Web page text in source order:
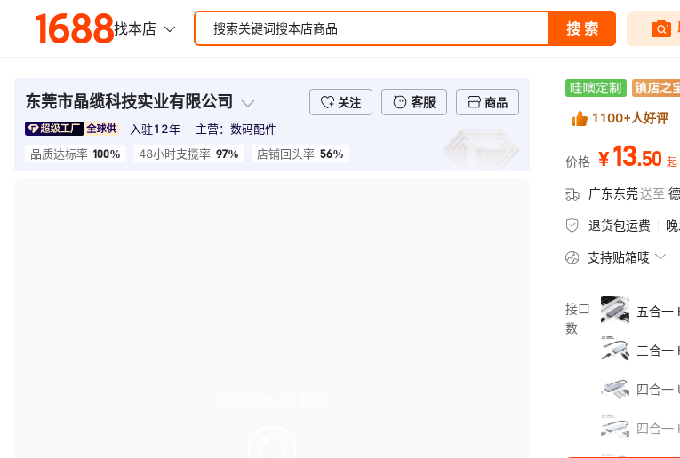
东莞市晶缆科技实业有限公司 关注 客服
商品
入驻12年 主营： 数码配件
品质达标率 100% 48小时支揽率 97% 店铺回头率 56%
1100+人好评
价格 ¥13.50 起
广东东莞送至
退货包运费
支持贴箱唛
接口
数
五合一
三合一
四合一
四合一